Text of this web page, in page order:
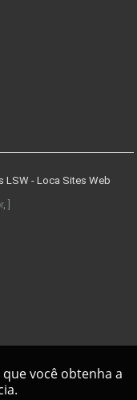
LSW - Loca Sites Web
, ]
você obtenha a